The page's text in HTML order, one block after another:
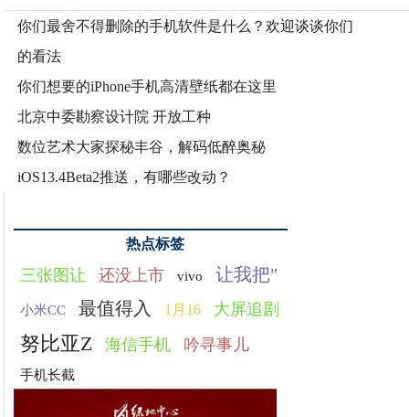
你们最舍不得删除的手机软件是什么？欢迎谈谈你们
的看法
你们想要的iPhone手机高清壁纸都在这里
北京中委勘察设计院 开放工种
数位艺术大家探秘丰谷，解码低醉奥秘
iOS13.4Beta2推送，有哪些改动？
热点标签
三张图让 还没上市 vivo 让我把"
小米CC 最值得入 1月16 大屏追剧
努比亚Z 海信手机 吟寻事儿
手机长截